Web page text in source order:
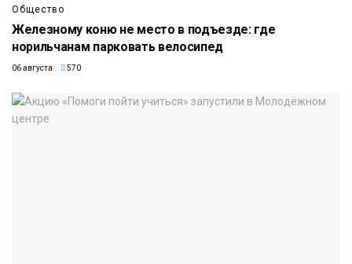
Общество
Железному коню не место в подъезде: где
норильчанам парковать велосипед
06 августа 570